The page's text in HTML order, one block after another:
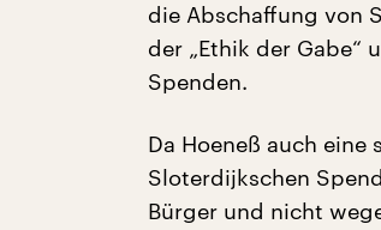
die Abschaffung von
der „Ethik der Gabe“
Spenden.
Da Hoeneß auch
Sloterdijkschen
Bürger und nicht